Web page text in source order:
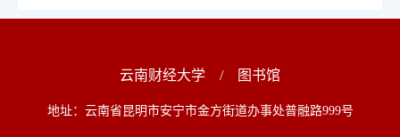
云南财经大学 / 图书馆
地址：云南省昆明市安宁市金方街道办事处普融路999号